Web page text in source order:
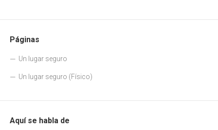
Páginas
Un lugar seguro
Un lugar seguro (Físico)
Aquí se habla de